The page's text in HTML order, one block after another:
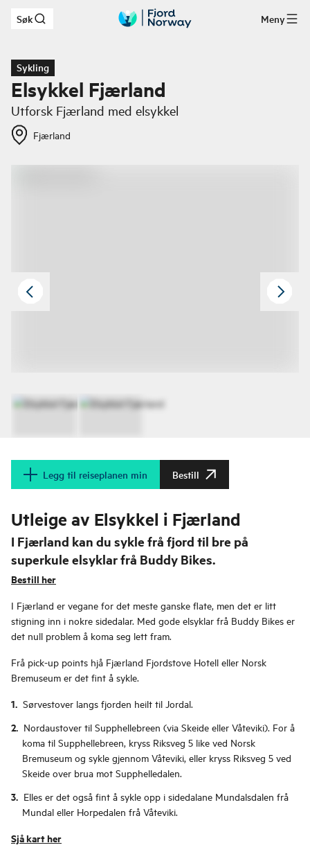
Hopp til hovedinnhold
Søk Meny
Sykling
Elsykkel Fjærland
Utforsk Fjærland med elsykkel
Fjærland
Legg til reiseplanen min Bestill
Utleige av Elsykkel i Fjærland
I Fjærland kan du sykle frå fjord til bre på
superkule elsyklar frå Buddy Bikes.
Bestill her
I Fjærland er vegane for det meste ganske flate, men det er litt
stigning inn i nokre sidedalar. Med gode elsyklar frå Buddy Bikes er
det null problem å koma seg lett fram.
Frå pick-up points hjå Fjærland Fjordstove Hotell eller Norsk
Bremuseum er det fint å sykle.
Sørvestover langs fjorden heilt til Jordal.
Nordaustover til Supphellebreen (via Skeide eller Våteviki). For å
koma til Supphellebreen, kryss Riksveg 5 like ved Norsk
Bremuseum og sykle gjennom Våteviki, eller kryss Riksveg 5 ved
Skeide over brua mot Supphelledalen.
Elles er det også fint å sykle opp i sidedalane Mundalsdalen frå
Mundal eller Horpedalen frå Våteviki.
Sjå kart her